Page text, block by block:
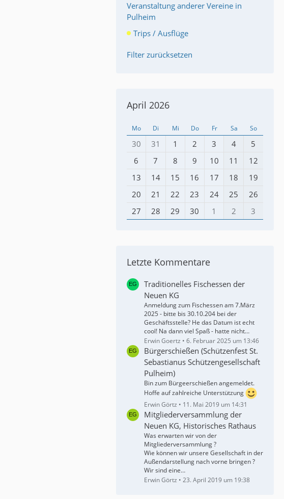
Veranstaltung anderer Vereine in
Pulheim
Trips / Ausflüge
Filter zurücksetzen
April 2026
Mo Di Mi Do Fr Sa So
30 31 1 2 3 4
5
6
7 8 9 10 11
12
13
14 15 16 17 18
19
20
21 22 23 24 25
26
27
28 29 30 1 2 3
Letzte Kommentare
Traditionelles Fischessen der
Neuen KG
Anmeldung zum Fischessen am 7.März
2025 - bitte bis 30.10.204 bei der
Geschäftsstelle? He das Datum ist echt
cool! Na dann viel Spaß - hatte nicht…
Erwin Goertz
6. Februar 2025 um 13:46
Bürgerschießen (Schützenfest St.
Sebastianus Schützengesellschaft
Pulheim)
Bin zum Bürgeerschießen angemeldet.
Hoffe auf zahlreiche Unterstützung
Erwin Görtz
11. Mai 2019 um 14:31
Mitgliederversammlung der
Neuen KG, Historisches Rathaus
Was erwarten wir von der
Mitgliederversammlung ?
Wie können wir unsere Gesellschaft in der
Außendarstellung nach vorne bringen ?
Wir sind eine…
Erwin Görtz
23. April 2019 um 19:38